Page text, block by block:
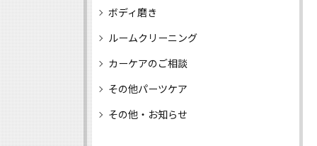
ボディ磨き
ルームクリーニング
カーケアのご相談
その他パーツケア
その他・お知らせ